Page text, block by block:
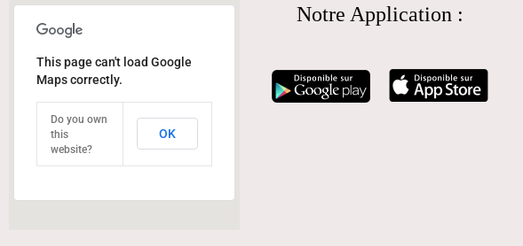
This page can't load Google
Maps correctly.
Do you own
this
website?
OK
Notre Application :